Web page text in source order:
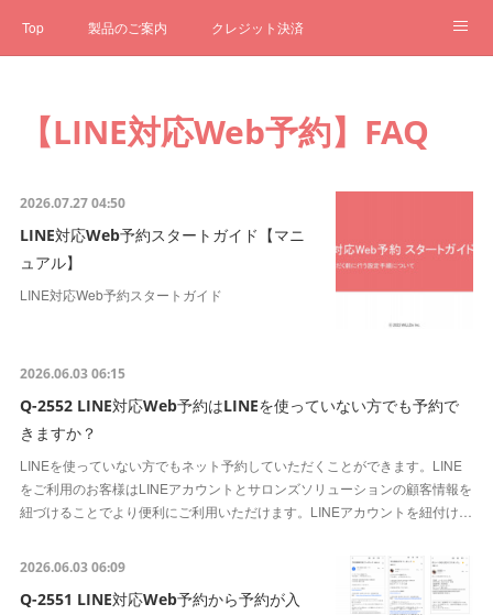
Top 製品のご案内 クレジット決済
クローゼット ステータス お問合せ
【LINE対応Web予約】FAQ
2026.07.27 04:50
LINE対応Web予約スタートガイド【マニ
ュアル】
LINE対応Web予約スタートガイド
2026.06.03 06:15
Q-2552 LINE対応Web予約はLINEを使っていない方でも予約で
きますか？
LINEを使っていない方でもネット予約していただくことができます。LINE
をご利用のお客様はLINEアカウントとサロンズソリューションの顧客情報を
紐づけることでより便利にご利用いただけます。LINEアカウントを紐付け…
2026.06.03 06:09
Q-2551 LINE対応Web予約から予約が入